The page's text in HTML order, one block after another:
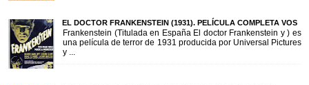
EL DOCTOR FRANKENSTEIN (1931). PELÍCULA COMPLETA VOS
Frankenstein (Titulada en España El doctor Frankenstein y ) es
una película de terror de 1931 producida por Universal Pictures
y ...